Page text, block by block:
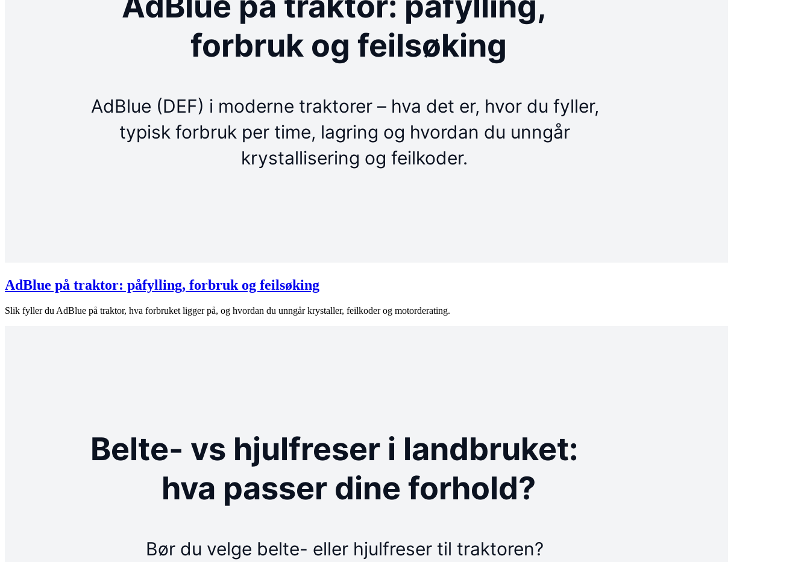
AdBlue på traktor: påfylling, forbruk og feilsøking
Slik fyller du AdBlue på traktor, hva forbruket ligger på, og hvordan du unngår krystaller, feilkoder og motorderating.